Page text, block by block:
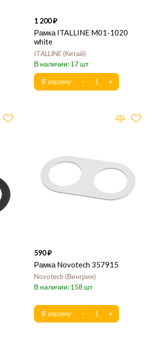
1 200
Рамка ITALLINE M01-1020
white
ITALLINE Китай
17
590
Рамка Novotech 357915
Novotech Венгрия
158